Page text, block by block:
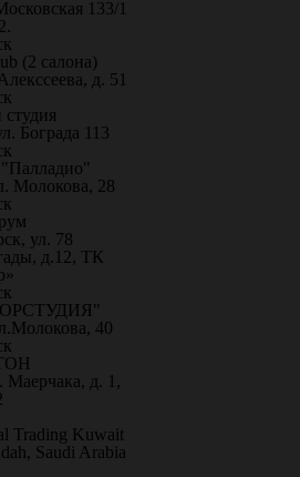
133/1
(2 салона)
д. 51
Бограда 113
Молокова, 28
ул. 78
д.12, ТК
40
Маерчака, д. 1,
Trading Kuwait
Saudi Arabia